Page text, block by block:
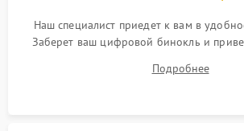
Наш специалист приедет к вам в
Заберет ваш цифровой бинокль и
Подробнее